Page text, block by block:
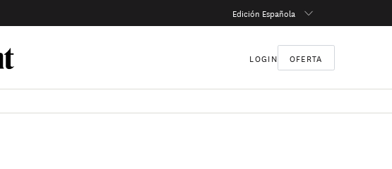
Edición Española
LOGIN OFERTA